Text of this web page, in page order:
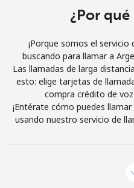
¿Por
¡Porque somos el
buscando para llamar a
Las llamadas de larga
esto: elige tarjetas de
compra crédito de
¡Entérate cómo puedes
usando nuestro servicio de